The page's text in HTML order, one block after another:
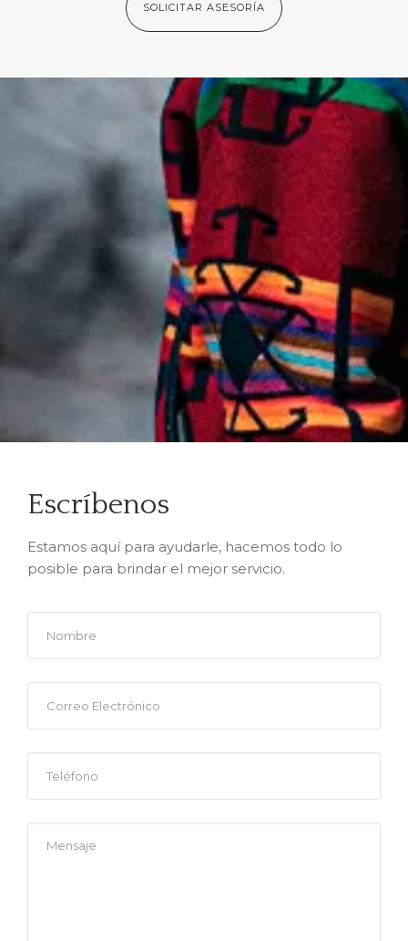
SOLICITAR ASESORÍA
Escríbenos
Estamos aquí para ayudarle, hacemos todo lo
posible para brindar el mejor servicio.